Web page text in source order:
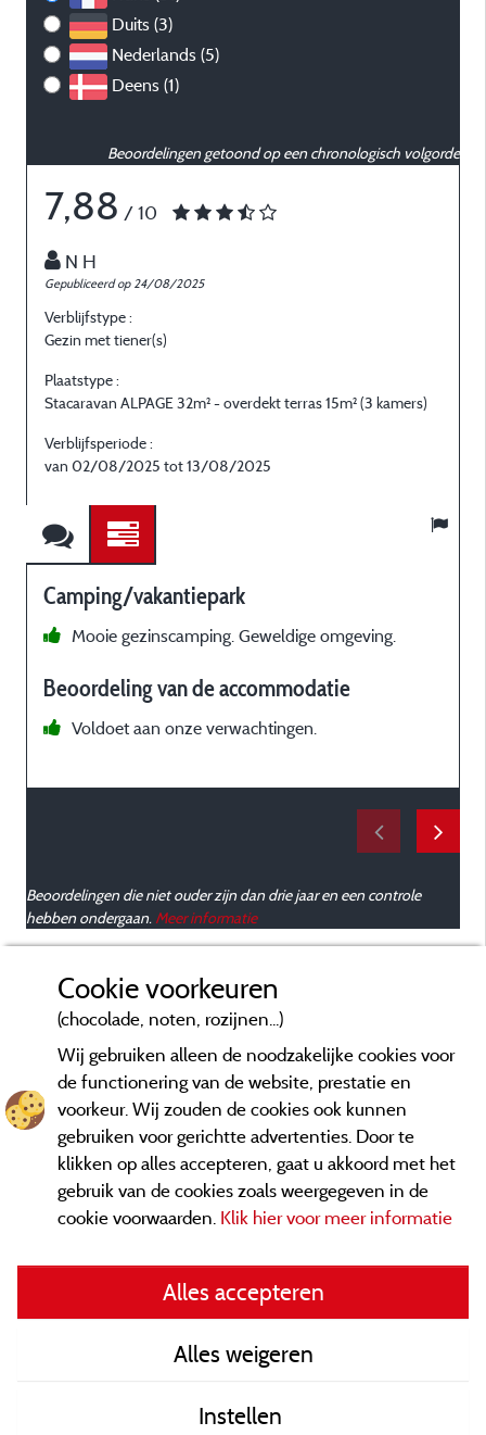
Duits (3)
Nederlands (5)
Deens (1)
Beoordelingen getoond op een chronologisch volgorde
7,88 / 10
N H
Gepubliceerd op 24/08/2025
Verblijfstype :
Gezin met tiener(s)
Plaatstype :
Stacaravan ALPAGE 32m² - overdekt terras 15m² (3 kamers)
Verblijfsperiode :
van 02/08/2025 tot 13/08/2025
Camping/vakantiepark
Mooie gezinscamping. Geweldige omgeving.
Beoordeling van de accommodatie
Voldoet aan onze verwachtingen.
Beoordelingen die niet ouder zijn dan drie jaar en een controle
hebben ondergaan. Meer informatie
General terms of use
Contact gegevens
Algemene verkoopvoorwaarden
Cookie voorkeuren
(chocolade, noten, rozijnen...)
Wij gebruiken alleen de noodzakelijke cookies voor
de functionering van de website, prestatie en
voorkeur. Wij zouden de cookies ook kunnen
gebruiken voor gerichtte advertenties. Door te
klikken op alles accepteren, gaat u akkoord met het
gebruik van de cookies zoals weergegeven in de
cookie voorwaarden. Klik hier voor meer informatie
Alles accepteren
Alles weigeren
Instellen